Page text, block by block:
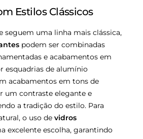
Estilos Clássicos
seguem uma linha mais clássica,
podem ser combinadas
e acabamentos em
esquadrias de alumínio
acabamentos em tons de
um contraste elegante e
a tradição do estilo. Para
o uso de vidros
excelente escolha, garantindo